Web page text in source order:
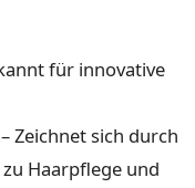
für innovative
Zeichnet sich durch
Haarpflege und